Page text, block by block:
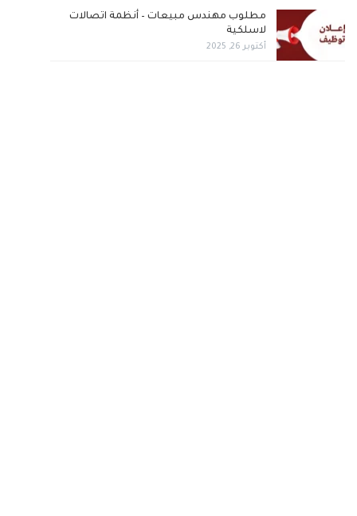
مطلوب مهندس مبيعات – أنظمة اتصالات
لاسلكية
أكتوبر 26, 2025